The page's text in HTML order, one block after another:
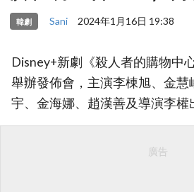
韓劇 Sani 2024年1月16日 19:38
Disney+新劇《殺人者的購物中
舉辦發佈會，主演李棟旭、金慧
宇、金海娜、趙漢善及導演李權
廣告